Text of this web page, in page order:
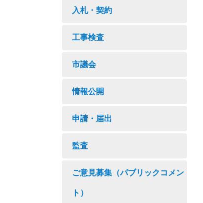
入札・契約
工事検査
市議会
情報公開
申請・届出
監査
ご意見募集（パブリックコメン
ト）